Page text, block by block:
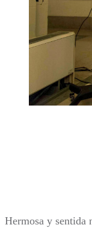
Hermosa y sentida